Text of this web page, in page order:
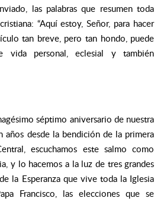
las palabras que resumen toda
“Aquí estoy, Señor, para hacer
tan breve, pero tan hondo, puede
vida personal, eclesial y también
séptimo aniversario de nuestra
años desde la bendición de la primera
escuchamos este salmo como
y lo hacemos a la luz de tres grandes
la Esperanza que vive toda la Iglesia
Francisco, las elecciones que se